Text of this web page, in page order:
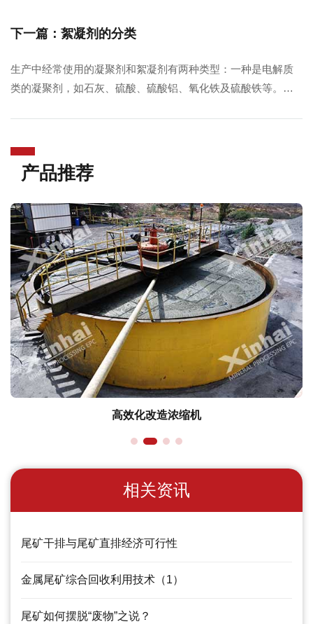
和经济的效益，而没有考虑到它人给人类及生态环境造成的危
下一篇：絮凝剂的分类
生产中经常使用的凝聚剂和絮凝剂有两种类型：一种是电解质
类的凝聚剂，如石灰、硫酸、硫酸铝、氧化铁及硫酸铁等。另
产品推荐
高效化改造浓缩机
相关资讯
尾矿干排与尾矿直排经济可行性
金属尾矿综合回收利用技术（1）
尾矿如何摆脱“废物”之说？